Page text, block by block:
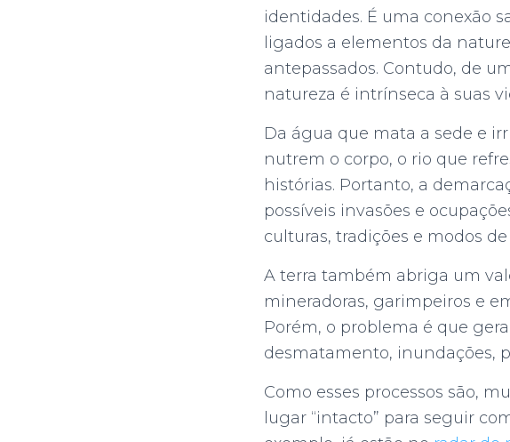
identidades. É uma conexão
ligados a elementos da
antepassados. Contudo, de
natureza é intrínseca à suas
Da água que mata a sede e
nutrem o corpo, o rio que
histórias. Portanto, a
possíveis invasões e
culturas, tradições e modos de
A terra também abriga um
mineradoras, garimpeiros e
Porém, o problema é que
desmatamento, inundações,
Como esses processos são,
lugar “intacto” para seguir